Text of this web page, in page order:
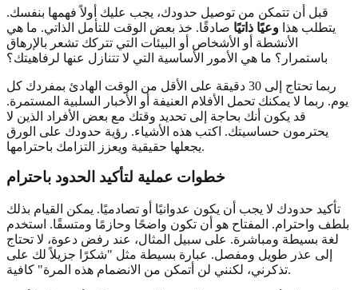
قبل أن تتمكن من توصيل حدودك، يجب عليك أولاً فهمها بنفسك.
يتطلب هذا وعيًا ذاتيًا صادقًا. خذ بعض الوقت للتأمل الذاتي. ما هي
الأنشطة أو الأشخاص أو البيئات التي تتركك تشعر بالإرهاق
باستمرار؟ ما هي الأمور الأساسية التي لا تتنازل عنها لرفاهيتك؟
ربما تحتاج إلى 30 دقيقة على الأقل من الوقت الهادئ بمفردك كل
يوم. ربما لا يمكنك تحمل الأفلام العنيفة أو الأخبار السلبية المستمرة.
قد يكون أنك بحاجة إلى تحديد وقتك مع بعض الأفراد الذين لا
يحترمون حساسيتك. اكتب هذه الأشياء. رؤية حدودك على الورق
يجعلها حقيقية ويعزز التزامك باحترامها.
خطوات عملية لتأكيد الحدود باحترام
تأكيد حدودك لا يجب أن يكون عدوانيًا أو تصادميًا. يمكن القيام بذلك
بلطف واحترام. المفتاح هو أن تكون واضحًا وحازمًا ومتسقًا. استخدم
لغة بسيطة ومباشرة. على سبيل المثال، عند رفض دعوة، لا تحتاج
إلى عذر طويل ومفصل. عبارة بسيطة مثل "شكرًا جزيلاً لك على
تذكرني، لكنني لن أتمكن من الانضمام هذه المرة" كافية.